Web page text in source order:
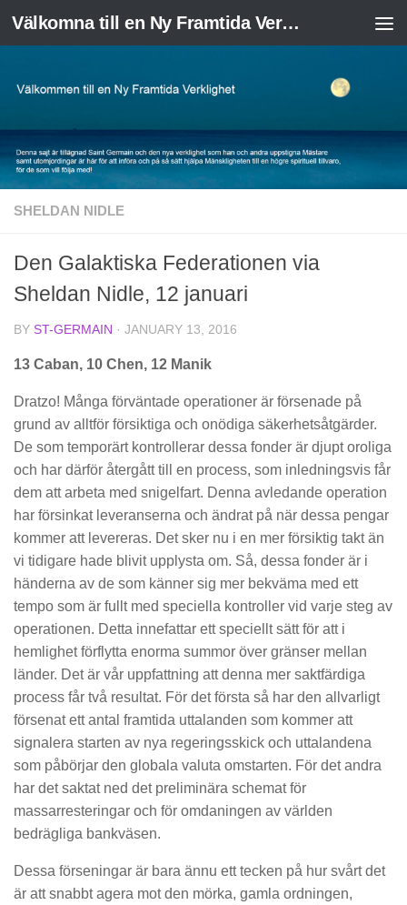
Skip to content Välkomna till en Ny Framtida Verklighet
SHELDAN NIDLE
Den Galaktiska Federationen via
Sheldan Nidle, 12 januari
BY ST-GERMAIN · JANUARY 13, 2016
13 Caban, 10 Chen, 12 Manik
Dratzo! Många förväntade operationer är försenade på
grund av alltför försiktiga och onödiga säkerhetsåtgärder.
De som temporärt kontrollerar dessa fonder är djupt oroliga
och har därför återgått till en process, som inledningsvis får
dem att arbeta med snigelfart. Denna avledande operation
har försinkat leveranserna och ändrat på när dessa pengar
kommer att levereras. Det sker nu i en mer försiktig takt än
vi tidigare hade blivit upplysta om. Så, dessa fonder är i
händerna av de som känner sig mer bekväma med ett
tempo som är fullt med speciella kontroller vid varje steg av
operationen. Detta innefattar ett speciellt sätt för att i
hemlighet förflytta enorma summor över gränser mellan
länder. Det är vår uppfattning att denna mer saktfärdiga
process får två resultat. För det första så har den allvarligt
försenat ett antal framtida uttalanden som kommer att
signalera starten av nya regeringsskick och uttalandena
som påbörjar den globala valuta omstarten. För det andra
har det saktat ned det preliminära schemat för
massarresteringar och för omdaningen av världen
bedrägliga bankväsen.
Dessa förseningar är bara ännu ett tecken på hur svårt det
är att snabbt agera mot den mörka, gamla ordningen,